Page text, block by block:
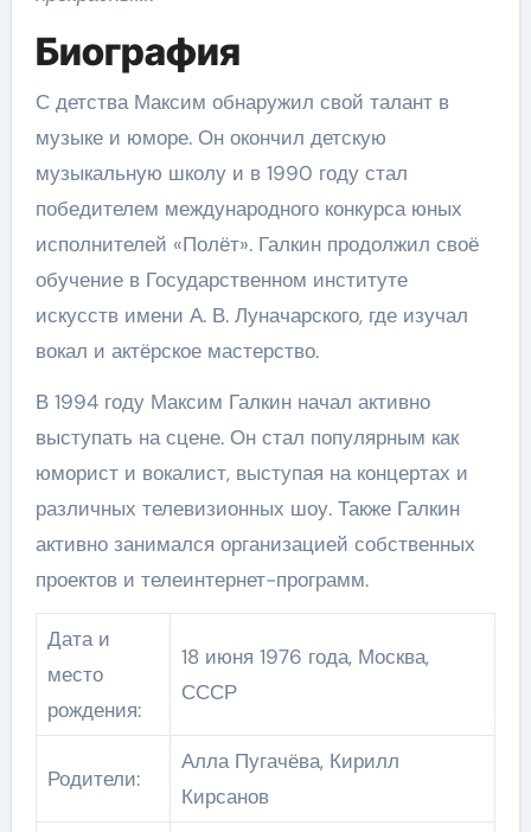
Биография
С детства Максим обнаружил свой талант в
музыке и юморе. Он окончил детскую
музыкальную школу и в 1990 году стал
победителем международного конкурса юных
исполнителей «Полёт». Галкин продолжил своё
обучение в Государственном институте
искусств имени А. В. Луначарского, где изучал
вокал и актёрское мастерство.
В 1994 году Максим Галкин начал активно
выступать на сцене. Он стал популярным как
юморист и вокалист, выступая на концертах и
различных телевизионных шоу. Также Галкин
активно занимался организацией собственных
проектов и телеинтернет-программ.
Дата и
место
рождения:
18 июня 1976 года, Москва,
СССР
Родители:
Алла Пугачёва, Кирилл
Кирсанов